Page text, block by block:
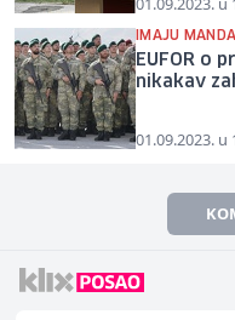
IMAJU
EUFOR o
nikakav
01.09.2023. u